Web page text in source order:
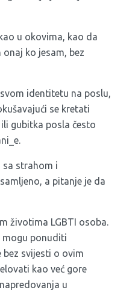
u okovima, kao da
ko jesam, bez
identitetu na poslu,
se kretati
gubitka posla često
sa strahom i
a pitanje je da
životima LGBTI osoba.
mogu ponuditi
svijesti o ovim
kao već gore
u